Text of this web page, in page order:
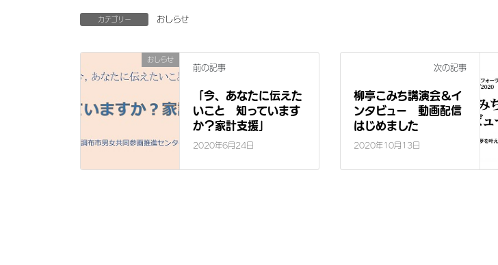
カテゴリー おしらせ
おしらせ
前の記事
「今、あなたに伝えた
いこと 知っています
か？家計支援」
2020年6月24日
次の記事
柳亭こみち講演会＆イ
ンタビュー 動画配信
はじめました
2020年10月13日